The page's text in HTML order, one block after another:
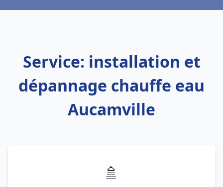
Service: installation et
dépannage chauffe eau
Aucamville
🚿